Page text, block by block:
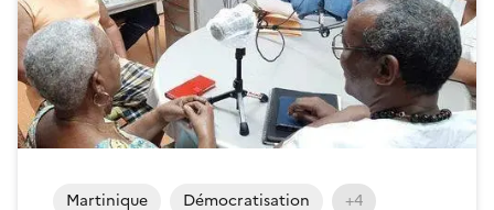
Martinique Démocratisation +4